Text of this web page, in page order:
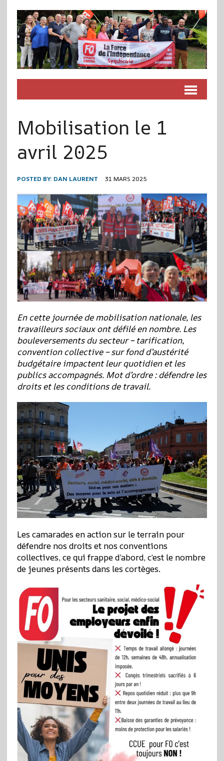
Mobilisation le 1
avril 2025
POSTED BY: DAN LAURENT 31 MARS 2025
En cette journée de mobilisation nationale, les
travailleurs sociaux ont défilé en nombre. Les
bouleversements du secteur – tarification,
convention collective – sur fond d’austérité
budgétaire impactent leur quotidien et les
publics accompagnés. Mot d’ordre : défendre les
droits et les conditions de travail.
Les camarades en action sur le terrain pour
défendre nos droits et nos conventions
collectives, ce qui frappe d’abord, c’est le nombre
de jeunes présents dans les cortèges.